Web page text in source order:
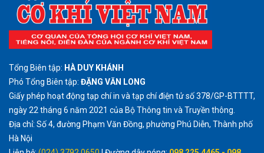
Tổng Biên tập: HÀ DUY KHÁNH
Phó Tổng Biên tập: ĐẶNG VĂN LONG
Giấy phép hoạt động tạp chí in và tạp chí điện tử số 378/GP-BTTTT,
ngày 22 tháng 6 năm 2021 của Bộ Thông tin và Truyền thông.
Địa chỉ: Số 4, đường Phạm Văn Đồng, phường Phú Diễn, Thành phố
Hà Nội